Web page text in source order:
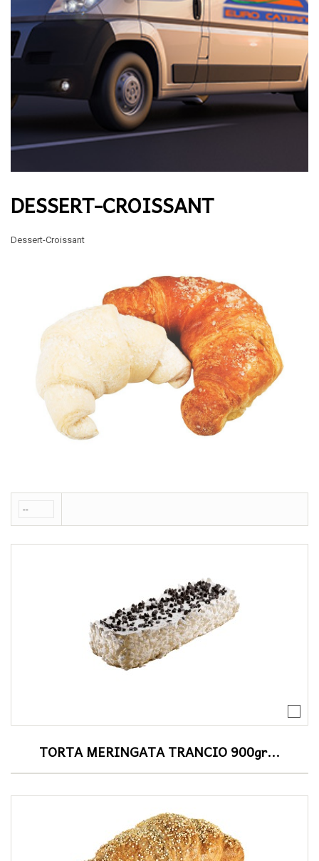
DESSERT-CROISSANT
Dessert-Croissant
TORTA MERINGATA TRANCIO 900gr...